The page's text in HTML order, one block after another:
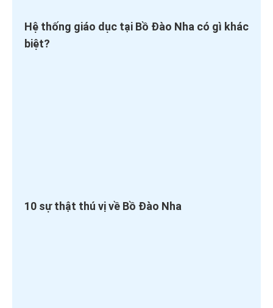
Hệ thống giáo dục tại Bồ Đào Nha có gì khác
biệt?
10 sự thật thú vị về Bồ Đào Nha